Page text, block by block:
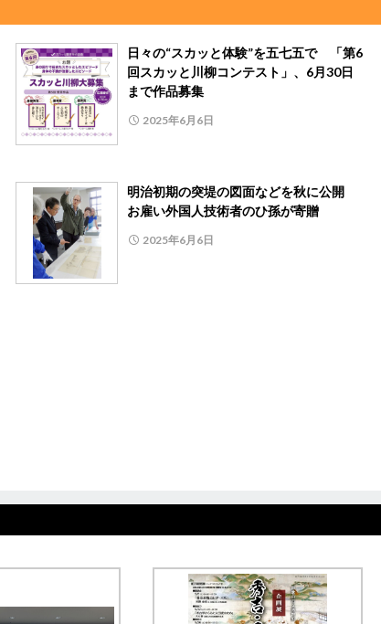
日々の“スカッと体験”を五七五で 「第6
回スカッと川柳コンテスト」、6月30日
まで作品募集
2025年6月6日
明治初期の突堤の図面などを秋に公開
お雇い外国人技術者のひ孫が寄贈
2025年6月6日